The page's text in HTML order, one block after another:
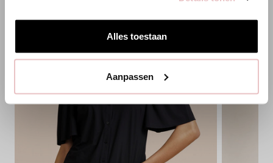
Alles toestaan
Aanpassen